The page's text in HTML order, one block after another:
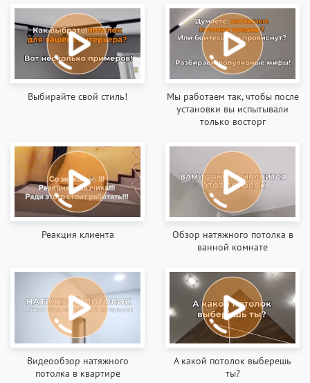
Выбирайте свой стиль!
Мы работаем так, чтобы после
установки вы испытывали
только восторг
Реакция клиента
Обзор натяжного потолка в
ванной комнате
Видеообзор натяжного
потолка в квартире
А какой потолок выберешь
ты?